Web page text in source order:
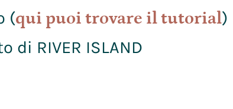
(qui puoi trovare il tutorial)
RIVER ISLAND